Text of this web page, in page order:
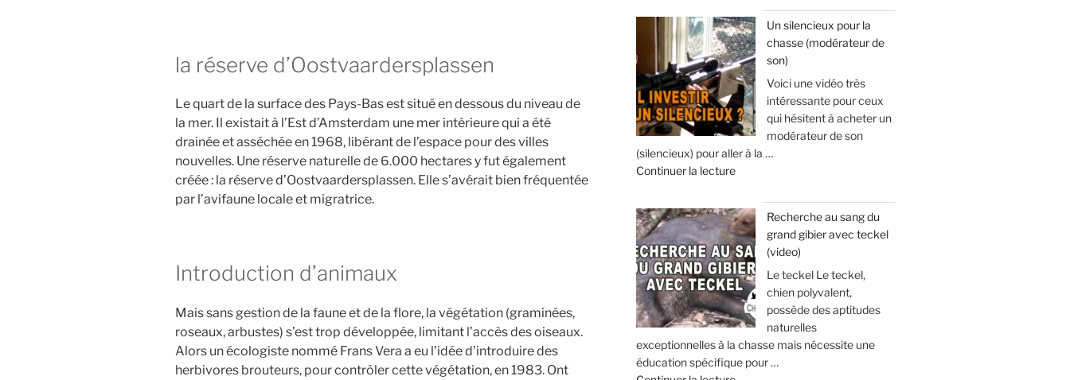
b
e
r
a
v
e
c
k
l
(
v
i
la réserve d’Oostvaardersplassen
Le quart de la surface des Pays-Bas est situé en dessous du niveau de
la mer. Il existait à l’Est d’Amsterdam une mer intérieure qui a été
drainée et asséchée en 1968, libérant de l’espace pour des villes
nouvelles. Une réserve naturelle de 6.000 hectares y fut également
créée : la réserve d’Oostvaardersplassen. Elle s’avérait bien fréquentée
par l’avifaune locale et migratrice.
Introduction d’animaux
Mais sans gestion de la faune et de la flore, la végétation (graminées,
roseaux, arbustes) s’est trop développée, limitant l’accès des oiseaux.
Alors un écologiste nommé Frans Vera a eu l’idée d’introduire des
herbivores brouteurs, pour contrôler cette végétation, en 1983. Ont
o
p
h
y
s
e
:
à
v
i
r
p
o
u
r
é
v
i
t
V
o
y
a
g
e
e
t
é
j
o
u
r
d
e
c
h
a
Un silencieux pour la
chasse (modérateur de
son)
Voici une vidéo très
intéressante pour ceux
qui hésitent à acheter un
modérateur de son
(silencieux) pour aller à la …
Continuer la lectured
U
n
s
i
l
e
n
c
Recherche au sang du
grand gibier avec teckel
(video)
Le teckel Le teckel,
chien polyvalent,
possède des aptitudes
naturelles
exceptionnelles à la chasse mais nécessite une
éducation spécifique pour …